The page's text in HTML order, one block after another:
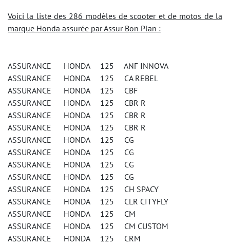
Voici la liste des 286 modèles de scooter et de motos de la
marque Honda assurée par Assur Bon Plan :
ASSURANCE HONDA 125 ANF INNOVA
ASSURANCE HONDA 125 CA REBEL
ASSURANCE HONDA 125 CBF
ASSURANCE HONDA 125 CBR R
ASSURANCE HONDA 125 CBR R
ASSURANCE HONDA 125 CBR R
ASSURANCE HONDA 125 CG
ASSURANCE HONDA 125 CG
ASSURANCE HONDA 125 CG
ASSURANCE HONDA 125 CG
ASSURANCE HONDA 125 CH SPACY
ASSURANCE HONDA 125 CLR CITYFLY
ASSURANCE HONDA 125 CM
ASSURANCE HONDA 125 CM CUSTOM
ASSURANCE HONDA 125 CRM